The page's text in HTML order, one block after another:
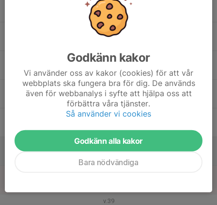
20
v.39
Godkänn kakor
Vi använder oss av kakor (cookies) för att vår
webbplats ska fungera bra för dig. De används
även för webbanalys i syfte att hjälpa oss att
förbättra våra tjänster.
Så använder vi cookies
Godkänn alla kakor
Bara nödvändiga